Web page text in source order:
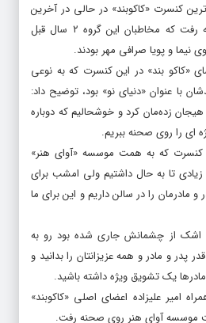
کنسرت «کاکوبند» در حالی در آخرین
روز هفته گذشته روی صحنه رفت که مخاطبان این گروه ۲ سال قبل
نیما و پویا صرافی مهر بودند.
«کاکو بند» در این کنسرت که به نوعی
با عنوان «دنیای نو» بود، توضیح داد:
هیجان زده‌مان کرد و خوشحالیم که دوباره
ای را روی صحنه ببریم.
که به همت موسسه «آوای هنر»
زیادی تا به حال داشتیم ولی امشب برای
و مادرمان را در سالن داریم و این برای ما
اشک از چشمانش جاری شده بود رو به
و مادر و همه عزیزانتان را بدانید و
یک تشویق ویژه داشته باشید.
امیر علیزاده اعضای اصلی «کاکوبند»
موسسه آوای هنر روی صحنه رفت.